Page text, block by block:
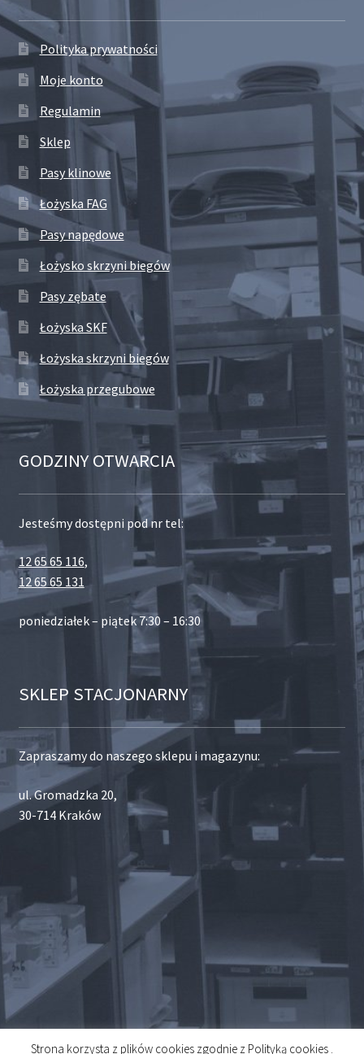
Polityka prywatności
Moje konto
Regulamin
Sklep
Pasy klinowe
Łożyska FAG
Pasy napędowe
Łożysko skrzyni biegów
Pasy zębate
Łożyska SKF
Łożyska skrzyni biegów
Łożyska przegubowe
GODZINY OTWARCIA
Jesteśmy dostępni pod nr tel:
12 65 65 116,
12 65 65 131
poniedziałek – piątek 7:30 – 16:30
SKLEP STACJONARNY
Zapraszamy do naszego sklepu i magazynu:
ul. Gromadzka 20,
30-714 Kraków
Strona korzysta z plików cookies zgodnie z Polityką cookies .